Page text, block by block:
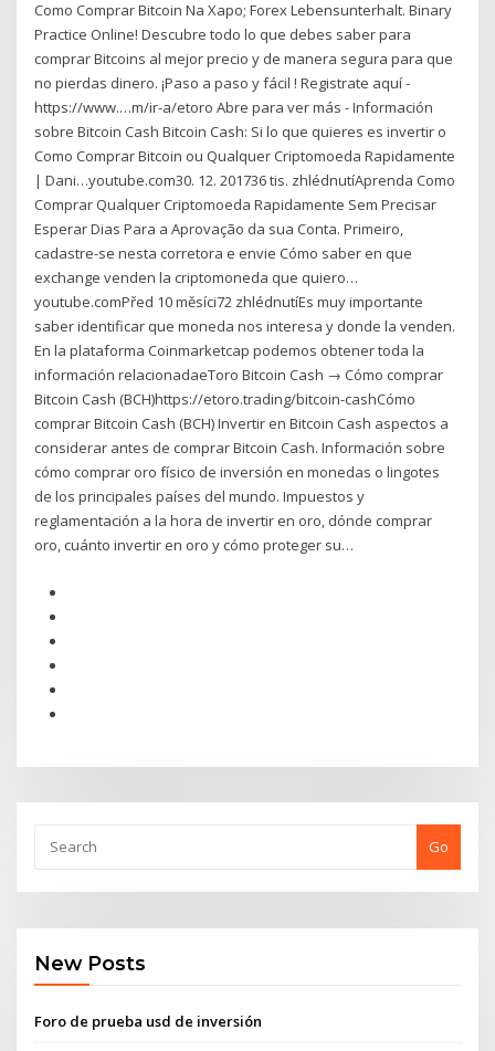
Como Comprar Bitcoin Na Xapo; Forex Lebensunterhalt. Binary
Practice Online! Descubre todo lo que debes saber para
comprar Bitcoins al mejor precio y de manera segura para que
no pierdas dinero. ¡Paso a paso y fácil ! Registrate aquí -
https://www.…m/ir-a/etoro Abre para ver más - Información
sobre Bitcoin Cash Bitcoin Cash: Si lo que quieres es invertir o
Como Comprar Bitcoin ou Qualquer Criptomoeda Rapidamente
| Dani…youtube.com30. 12. 201736 tis. zhlédnutíAprenda Como
Comprar Qualquer Criptomoeda Rapidamente Sem Precisar
Esperar Dias Para a Aprovação da sua Conta. Primeiro,
cadastre-se nesta corretora e envie Cómo saber en que
exchange venden la criptomoneda que quiero…
youtube.comPřed 10 měsíci72 zhlédnutíEs muy importante
saber identificar que moneda nos interesa y donde la venden.
En la plataforma Coinmarketcap podemos obtener toda la
información relacionadaeToro Bitcoin Cash → Cómo comprar
Bitcoin Cash (BCH)https://etoro.trading/bitcoin-cashCómo
comprar Bitcoin Cash (BCH) Invertir en Bitcoin Cash aspectos a
considerar antes de comprar Bitcoin Cash. Información sobre
cómo comprar oro físico de inversión en monedas o lingotes
de los principales países del mundo. Impuestos y
reglamentación a la hora de invertir en oro, dónde comprar
oro, cuánto invertir en oro y cómo proteger su…
Go
New Posts
Foro de prueba usd de inversión